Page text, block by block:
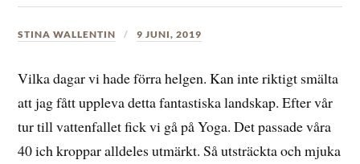
STINA WALLENTIN 9 JUNI, 2019
Vilka dagar vi hade förra helgen. Kan inte riktigt smälta
att jag fått uppleva detta fantastiska landskap. Efter vår
tur till vattenfallet fick vi gå på Yoga. Det passade våra
40 ich kroppar alldeles utmärkt. Så utsträckta och mjuka